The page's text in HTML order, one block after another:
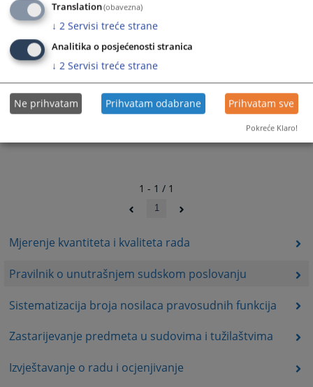
Mjerenje kvantiteta i kvaliteta rada
Pravilnik o unutrašnjem sudskom poslovanju
Sistematizacija broja nosilaca pravosudnih funkcija
Zastarijevanje predmeta u sudovima i tužilaštvima
Izvještavanje o radu i ocjenjivanje
1 - 1 / 1
1
Translation(obavezna)
↓ 2 Servisi treće strane
Analitika o posjećenosti stranica
↓ 2 Servisi treće strane
Ne prihvatam Prihvatam odabrane Prihvatam sve
Pokreće Klaro!